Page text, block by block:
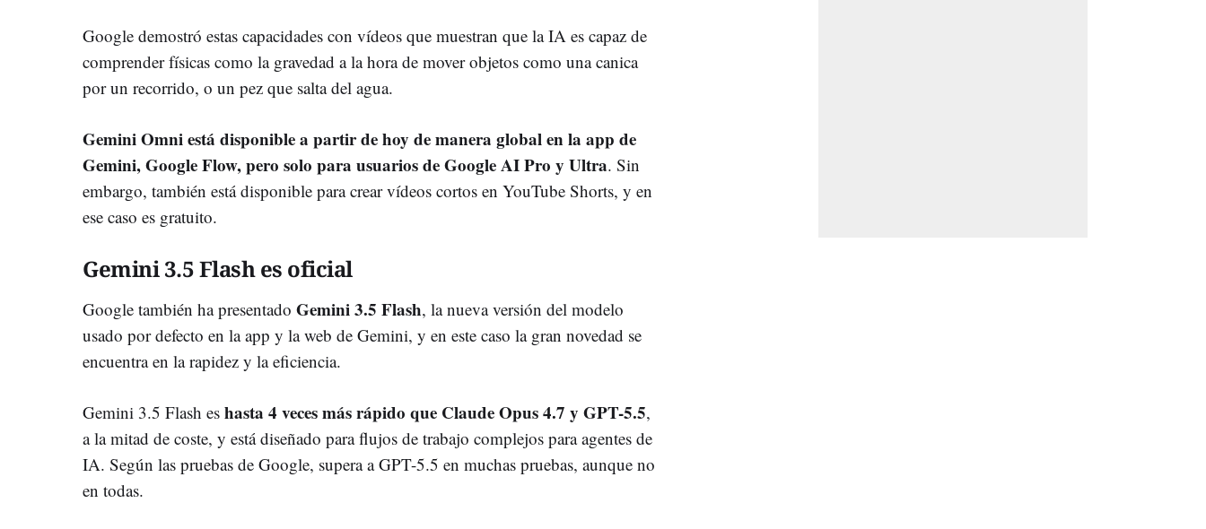
Google demostró estas capacidades con vídeos que muestran que la IA es capaz de
comprender físicas como la gravedad a la hora de mover objetos como una canica
por un recorrido, o un pez que salta del agua.
Gemini Omni está disponible a partir de hoy de manera global en la app de
Gemini, Google Flow, pero solo para usuarios de Google AI Pro y Ultra. Sin
embargo, también está disponible para crear vídeos cortos en YouTube Shorts, y en
ese caso es gratuito.
Gemini 3.5 Flash es oficial
Google también ha presentado Gemini 3.5 Flash, la nueva versión del modelo
usado por defecto en la app y la web de Gemini, y en este caso la gran novedad se
encuentra en la rapidez y la eficiencia.
Gemini 3.5 Flash es hasta 4 veces más rápido que Claude Opus 4.7 y GPT-5.5,
a la mitad de coste, y está diseñado para flujos de trabajo complejos para agentes de
IA. Según las pruebas de Google, supera a GPT-5.5 en muchas pruebas, aunque no
en todas.